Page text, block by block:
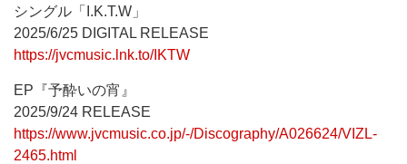
シングル「I.K.T.W」
2025/6/25 DIGITAL RELEASE
https://jvcmusic.lnk.to/IKTW
EP『予酔いの宵』
2025/9/24 RELEASE
https://www.jvcmusic.co.jp/-/Discography/A026624/VIZL-
2465.html